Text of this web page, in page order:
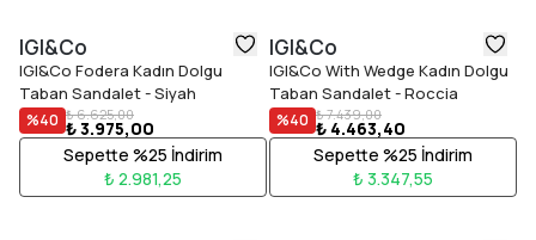
IGI&Co
IGI&Co Fodera Kadın Dolgu
Taban Sandalet - Siyah
%40 ₺ 6.625,00
₺ 3.975,00
Sepette %25 İndirim
₺ 2.981,25
IGI&Co
IGI&Co With Wedge Kadın Dolgu
Taban Sandalet - Roccia
%40 ₺ 7.439,00
₺ 4.463,40
Sepette %25 İndirim
₺ 3.347,55